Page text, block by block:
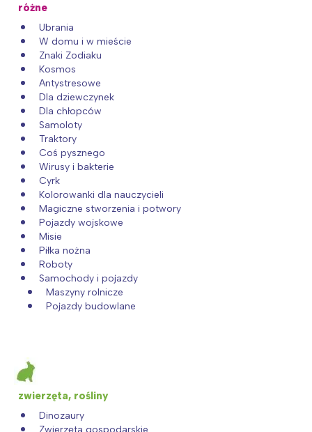
różne
Ubrania
W domu i w mieście
Znaki Zodiaku
Kosmos
Antystresowe
Dla dziewczynek
Dla chłopców
Samoloty
Traktory
Coś pysznego
Wirusy i bakterie
Cyrk
Kolorowanki dla nauczycieli
Magiczne stworzenia i potwory
Pojazdy wojskowe
Misie
Piłka nożna
Roboty
Samochody i pojazdy
Maszyny rolnicze
Pojazdy budowlane
zwierzęta, rośliny
Dinozaury
Zwierzęta gospodarskie